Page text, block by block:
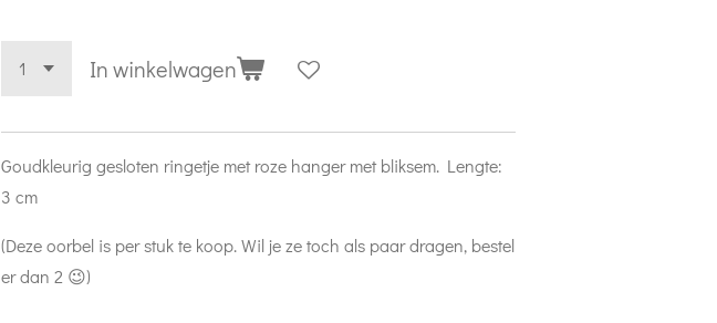
In winkelwagen
Goudkleurig gesloten ringetje met roze hanger met bliksem. Lengte:
3 cm
(Deze oorbel is per stuk te koop. Wil je ze toch als paar dragen, bestel
er dan 2 😉)